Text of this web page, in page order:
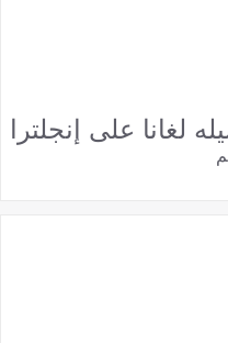
على إنجلترا